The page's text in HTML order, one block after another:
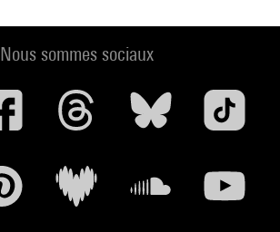
Nous sommes sociaux